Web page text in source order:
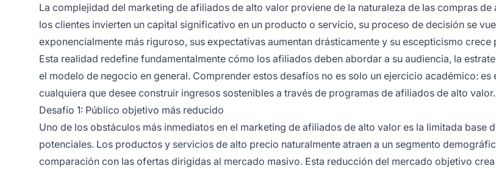
La complejidad del marketing de afiliados de alto valor proviene de la naturaleza de las compras de
los clientes invierten un capital significativo en un producto o servicio, su proceso de decisión se
exponencialmente más riguroso, sus expectativas aumentan drásticamente y su escepticismo
Esta realidad redefine fundamentalmente cómo los afiliados deben abordar a su audiencia, la
el modelo de negocio en general. Comprender estos desafíos no es solo un ejercicio académico: es
cualquiera que desee construir ingresos sostenibles a través de programas de afiliados de alto valor.
Desafío 1: Público objetivo más reducido
Uno de los obstáculos más inmediatos en el marketing de afiliados de alto valor es la limitada base
potenciales. Los productos y servicios de alto precio naturalmente atraen a un segmento
comparación con las ofertas dirigidas al mercado masivo. Esta reducción del mercado objetivo